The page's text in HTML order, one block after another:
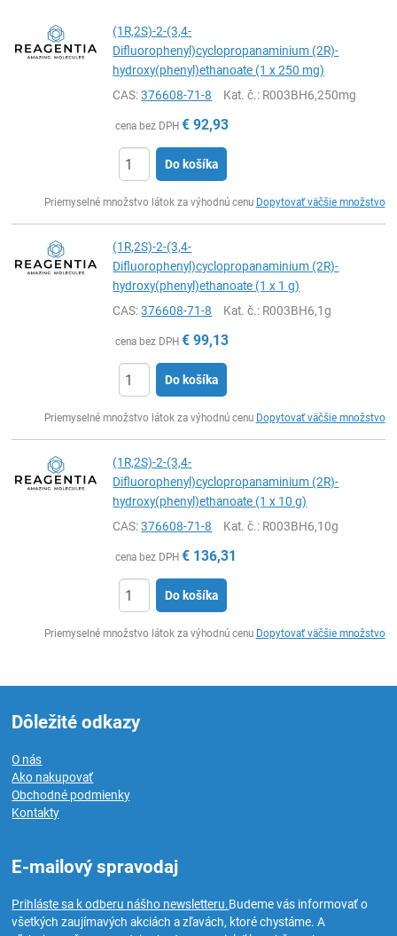
(1R,2S)-2-(3,4-
Difluorophenyl)cyclopropanaminium (2R)-
hydroxy(phenyl)ethanoate (1 x 250 mg)
CAS:376608-71-8 Kat. č.: R003BH6,250mg
cena bez DPH € 92,93
Do košíka
Priemyselné množstvo látok za výhodnú cenu Dopytovať väčšie množstvo
(1R,2S)-2-(3,4-
Difluorophenyl)cyclopropanaminium (2R)-
hydroxy(phenyl)ethanoate (1 x 1 g)
CAS:376608-71-8 Kat. č.: R003BH6,1g
cena bez DPH € 99,13
Do košíka
Priemyselné množstvo látok za výhodnú cenu Dopytovať väčšie množstvo
(1R,2S)-2-(3,4-
Difluorophenyl)cyclopropanaminium (2R)-
hydroxy(phenyl)ethanoate (1 x 10 g)
CAS:376608-71-8 Kat. č.: R003BH6,10g
cena bez DPH € 136,31
Do košíka
Priemyselné množstvo látok za výhodnú cenu Dopytovať väčšie množstvo
Dôležité odkazy
O nás
Ako nakupovať
Obchodné podmienky
Kontakty
E-mailový spravodaj
Prihláste sa k odberu nášho newsletteru.Budeme vás informovať o
všetkých zaujímavých akciách a zľavách, ktoré chystáme. A